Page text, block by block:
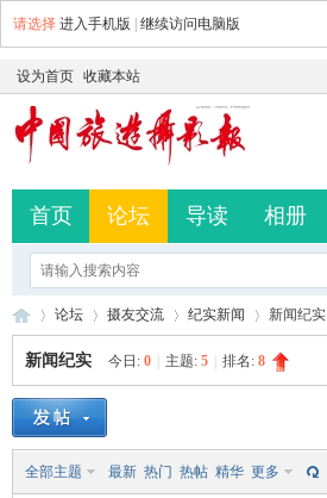
请选择 进入手机版 继续访问电脑版
设为首页 收藏本站
首页 论坛 导读 相册
»
论坛
›
摄友交流 纪实新闻 新闻纪实
新闻纪实 今日: 0 主题: 5 排名: 8
全部主题 最新 热门 热帖 精华 更多